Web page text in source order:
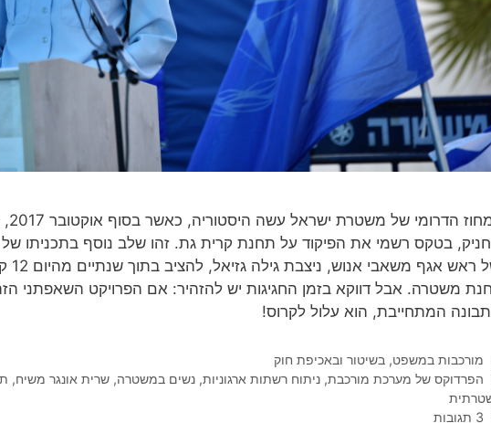
בטקס רשמי את הפיקוד על תחנת קרית גת. זהו שלב נוסף בתכניתו
משטרה. אבל דווקא בזמן החגיגות יש להזהיר: אם הפרויקט השאפתני
המתחייבת, הוא עלול לקרוס!
קטגוריות
מורכבות במשפט, בשיטור ובאכיפת חוק
תגיות
הפרדוקס של מערכת מורכבת, ניתוח רשתות ארגוניות, נשים במשטרה, שרית אונגר משיח,
3 תגובות